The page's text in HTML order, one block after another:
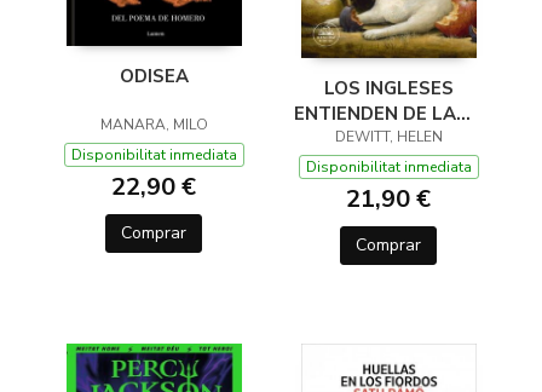
ODISEA
MANARA, MILO
Disponibilitat inmediata
22,90 €
Comprar
LOS INGLESES
ENTIENDEN DE LANA
(Y OTROS TRUCOS)
DEWITT, HELEN
Disponibilitat inmediata
21,90 €
Comprar